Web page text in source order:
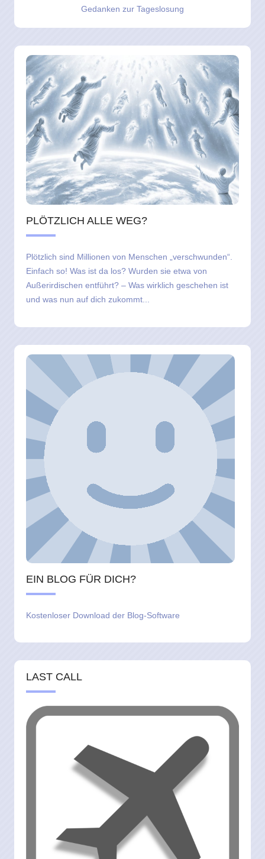
Gedanken zur Tageslosung
PLÖTZLICH ALLE WEG?
Plötzlich sind Millionen von Menschen „verschwunden“.
Einfach so! Was ist da los? Wurden sie etwa von
Außerirdischen entführt? – Was wirklich geschehen ist
und was nun auf dich zukommt...
EIN BLOG FÜR DICH?
Kostenloser Download der Blog-Software
LAST CALL